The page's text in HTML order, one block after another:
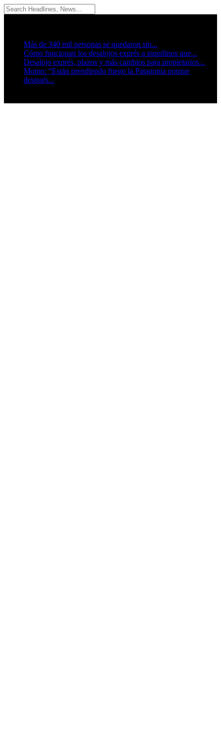
Más de 340 mil personas se quedaron sin...
Cómo funcionan los desalojos exprés a inquilinos que...
Desalojo exprés, plazos y más cambios para propietarios...
Momo: “Están prendiendo fuego la Patagonia porque
después...